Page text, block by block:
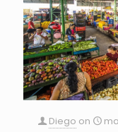
Diego on